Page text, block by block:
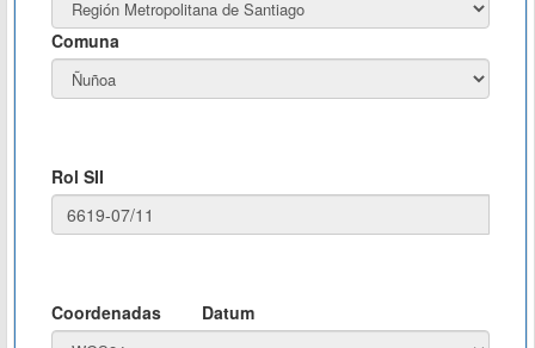
Comuna
Rol SII
Coordenadas Datum